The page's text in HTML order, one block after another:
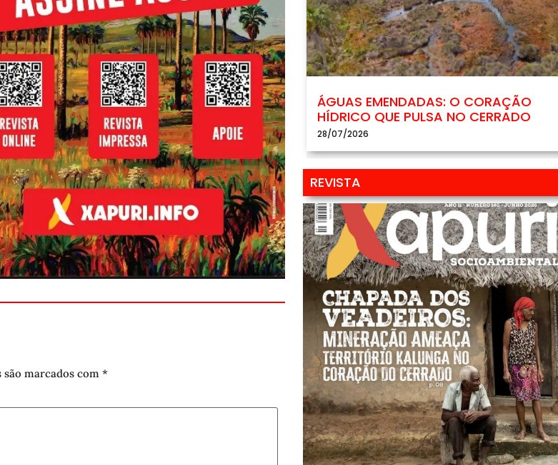
marcados com *
ÁGUAS EMENDADAS: O CORAÇÃO
HÍDRICO QUE PULSA NO CERRADO
28/07/2026
REVISTA